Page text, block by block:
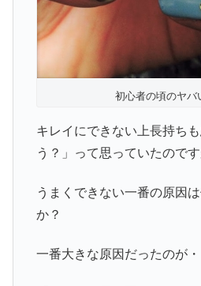
初心者の頃のヤバ
キレイにできない上長持ち
う？」って思っていたので
うまくできない一番の原因
か？
一番大きな原因だったのが・